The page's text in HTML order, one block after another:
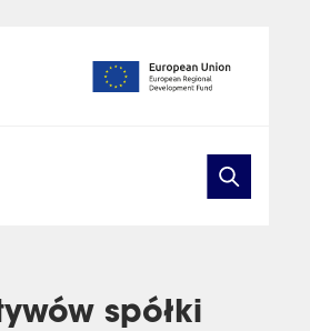
spółki